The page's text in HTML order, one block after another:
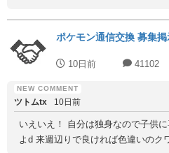
ポケモン通信交換 募集掲
10日前 41102
ツトムtx 10日前
いえいえ！ 自分は独身なので子供
よd 来週辺りで良ければ色違いのク